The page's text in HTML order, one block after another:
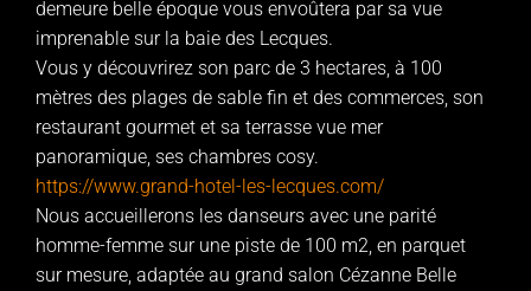
demeure belle époque vous envoûtera par sa vue
imprenable sur la baie des Lecques.
Vous y découvrirez son parc de 3 hectares, à 100
mètres des plages de sable fin et des commerces, son
restaurant gourmet et sa terrasse vue mer
panoramique, ses chambres cosy.
https://www.grand-hotel-les-lecques.com/
Nous accueillerons les danseurs avec une parité
homme-femme sur une piste de 100 m2, en parquet
sur mesure, adaptée au grand salon Cézanne Belle